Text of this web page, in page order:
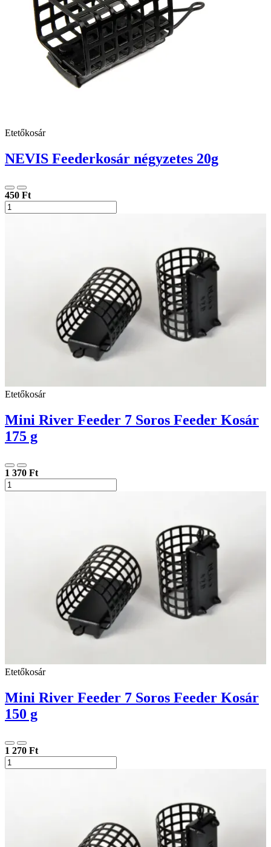
Etetőkosár
NEVIS Feederkosár négyzetes 20g
450 Ft
Etetőkosár
Mini River Feeder 7 Soros Feeder Kosár
175 g
1 370 Ft
Etetőkosár
Mini River Feeder 7 Soros Feeder Kosár
150 g
1 270 Ft